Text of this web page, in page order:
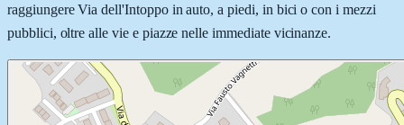
raggiungere Via dell'Intoppo in auto, a piedi, in bici o con i mezzi
pubblici, oltre alle vie e piazze nelle immediate vicinanze.